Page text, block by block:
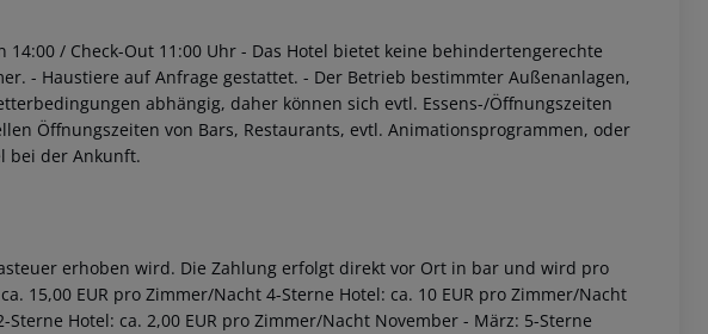
14:00 / Check-Out 11:00 Uhr - Das Hotel bietet keine behindertengerechte
- Haustiere auf Anfrage gestattet. - Der Betrieb bestimmter Außenanlagen,
abhängig, daher können sich evtl. Essens-/Öffnungszeiten
Öffnungszeiten von Bars, Restaurants, evtl. Animationsprogrammen, oder
bei der Ankunft.
erhoben wird. Die Zahlung erfolgt direkt vor Ort in bar und wird pro
15,00 EUR pro Zimmer/Nacht 4-Sterne Hotel: ca. 10 EUR pro Zimmer/Nacht
Hotel: ca. 2,00 EUR pro Zimmer/Nacht November - März: 5-Sterne